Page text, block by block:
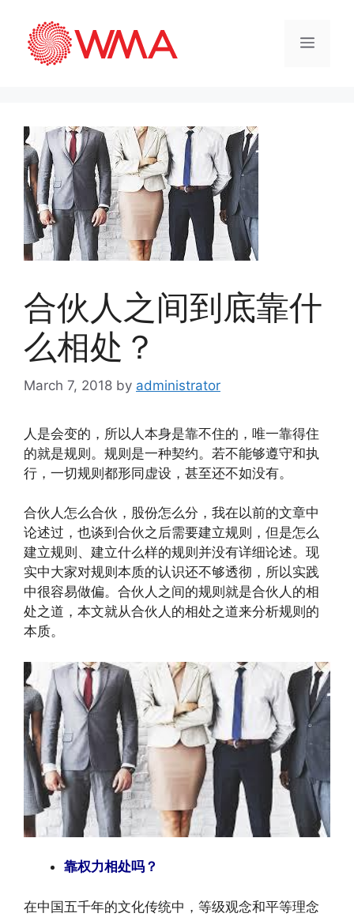
合伙人之间到底靠什
么相处？
March 7, 2018 by administrator
人是会变的，所以人本身是靠不住的，唯一靠得住
的就是规则。规则是一种契约。若不能够遵守和执
行，一切规则都形同虚设，甚至还不如没有。
合伙人怎么合伙，股份怎么分，我在以前的文章中
论述过，也谈到合伙之后需要建立规则，但是怎么
建立规则、建立什么样的规则并没有详细论述。现
实中大家对规则本质的认识还不够透彻，所以实践
中很容易做偏。合伙人之间的规则就是合伙人的相
处之道，本文就从合伙人的相处之道来分析规则的
本质。
靠权力相处吗？
在中国五千年的文化传统中，等级观念和平等理念